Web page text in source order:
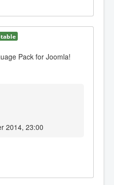
Pack for Joomla!
2014, 23:00